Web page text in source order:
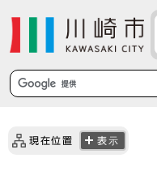
現在位置 表示